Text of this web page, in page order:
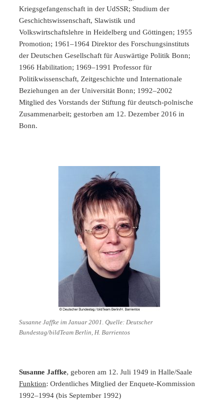
Kriegsgefangenschaft in der UdSSR; Studium der
Geschichtswissenschaft, Slawistik und
Volkswirtschaftslehre in Heidelberg und Göttingen; 1955
Promotion; 1961–1964 Direktor des Forschungsinstituts
der Deutschen Gesellschaft für Auswärtige Politik Bonn;
1966 Habilitation; 1969–1991 Professor für
Politikwissenschaft, Zeitgeschichte und Internationale
Beziehungen an der Universität Bonn; 1992–2002
Mitglied des Vorstands der Stiftung für deutsch-polnische
Zusammenarbeit; gestorben am 12. Dezember 2016 in
Bonn.
Susanne Jaffke im Januar 2001. Quelle: Deutscher
Bundestag/bildTeam Berlin, H. Barrientos
Susanne Jaffke, geboren am 12. Juli 1949 in Halle/Saale
Funktion: Ordentliches Mitglied der Enquete-Kommission
1992–1994 (bis September 1992)